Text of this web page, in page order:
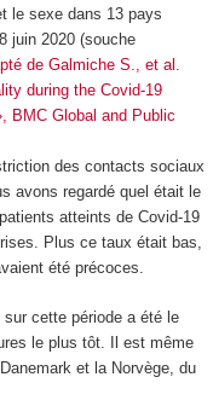
le sexe dans 13 pays
juin 2020 (souche
de Galmiche S., et al.
during the Covid-19
BMC Global and Public
des contacts sociaux
avons regardé quel était le
atteints de Covid-19
Plus ce taux était bas,
été précoces.
cette période a été le
le plus tôt. Il est même
et la Norvège, du